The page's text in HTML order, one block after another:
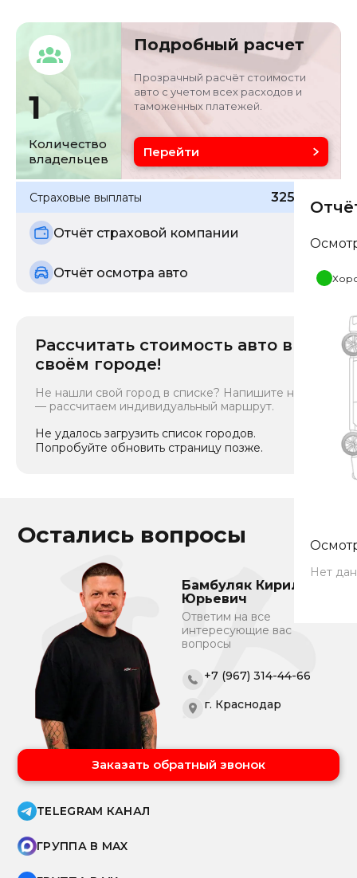
Объём двигателя
2 л Серый
1
Количество
владельцев
Подробный расчет
Прозрачный расчёт стоимости
авто с учетом всех расходов и
таможенных платежей.
Перейти
Страховые выплаты 325 719
Отчёт страховой компании
Отчёт осмотра авто
Нет
Рассчитать стоимость авто в
своём городе!
Не нашли свой город в списке? Напишите нам
— рассчитаем индивидуальный маршрут.
Не удалось загрузить список городов.
Попробуйте обновить страницу позже.
Остались вопросы
Бамбуляк Кирилл
Юрьевич
Ответим на все
интересующие вас
вопросы
+7 (967) 314-44-66
г. Краснодар
Заказать обратный звонок
TELEGRAM КАНАЛ
ГРУППА В MAX